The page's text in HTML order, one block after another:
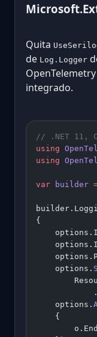
Quita
de Log.Logger
integrado.
// .NET 11,
using
using
var builder
{
    options.
            .
    options.
    {